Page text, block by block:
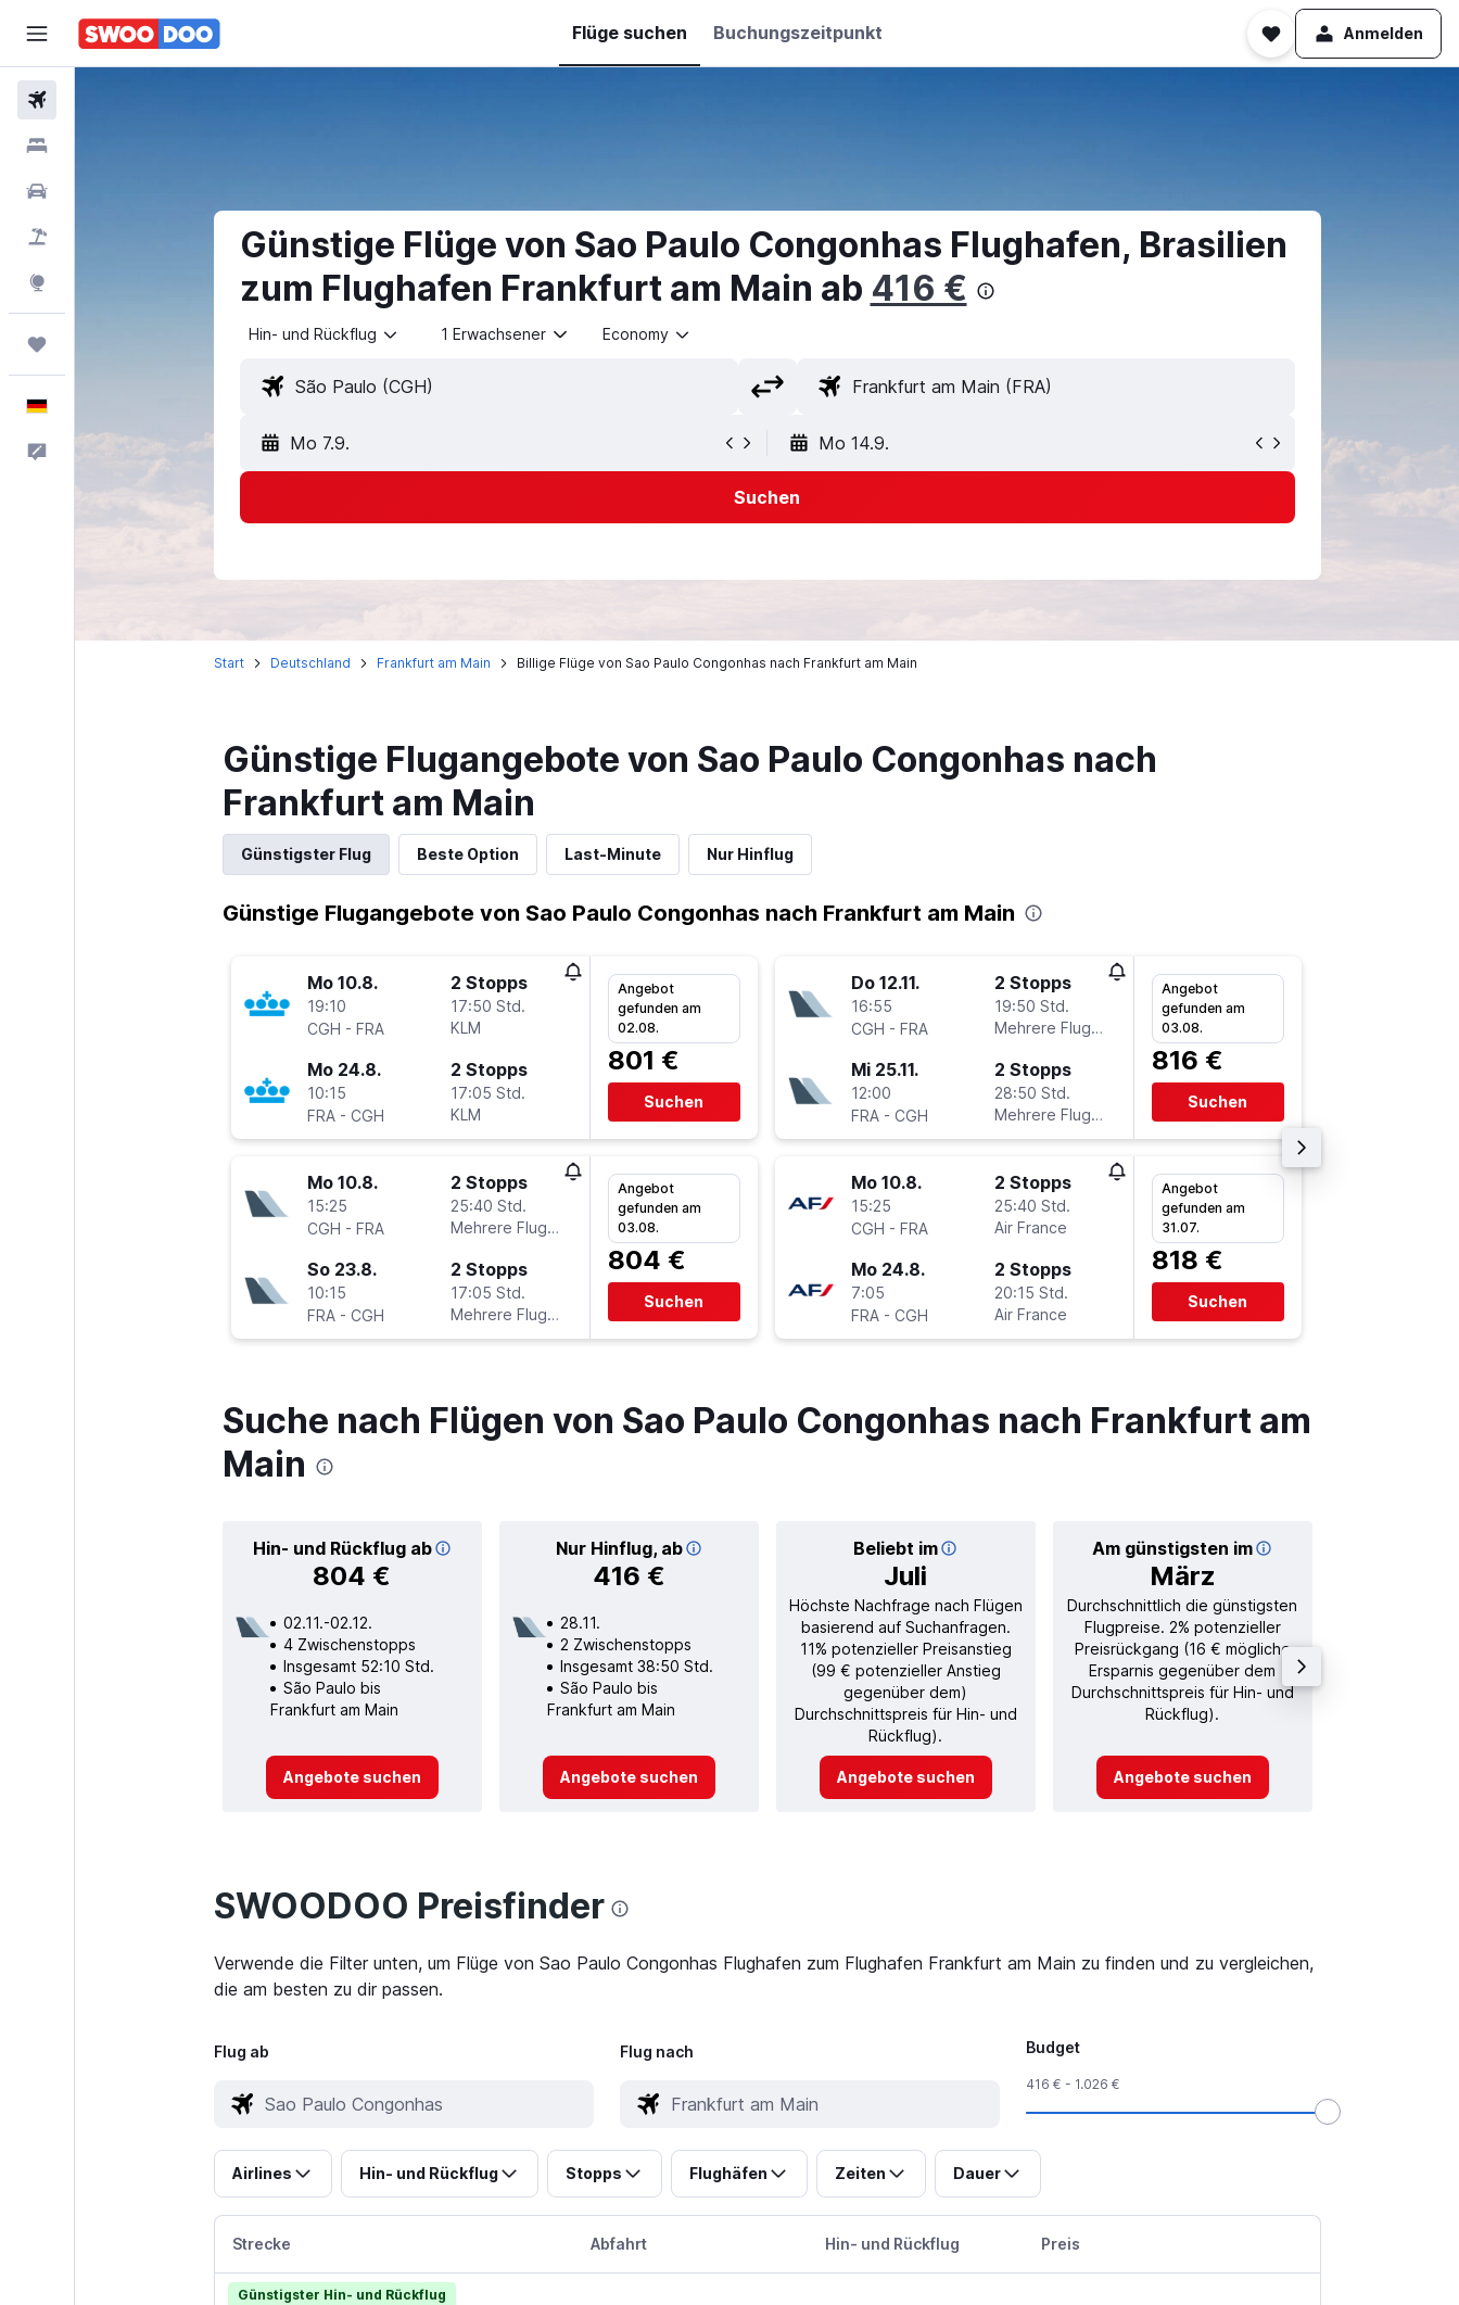
Flüge suchen Buchungszeitpunkt Anmelden
Günstige Flüge von Sao Paulo Congonhas Flughafen, Brasilien
zum Flughafen Frankfurt am Main ab 416 €
Hin- und Rückflug 1 Erwachsener Economy
Mo 7.9. Mo 14.9.
Suchen
Start Deutschland Frankfurt am Main Billige Flüge von Sao Paulo Congonhas nach Frankfurt am Main
Günstige Flugangebote von Sao Paulo Congonhas nach
Frankfurt am Main
Günstigster Flug Beste Option Last-Minute Nur Hinflug
Günstige Flugangebote von Sao Paulo Congonhas nach Frankfurt am Main
Mo 10.8.
19:10
CGH - FRA
2 Stopps
17:50 Std.
KLM
Mo 24.8.
10:15
FRA - CGH
2 Stopps
17:05 Std.
KLM
Angebot
gefunden am
02.08.
801 €
Suchen
Mo 10.8.
15:25
CGH - FRA
2 Stopps
25:40 Std.
Mehrere Fluglinien
So 23.8.
10:15
FRA - CGH
2 Stopps
17:05 Std.
Mehrere Fluglinien
Angebot
gefunden am
03.08.
804 €
Suchen
Do 12.11.
16:55
CGH - FRA
2 Stopps
19:50 Std.
Mehrere Fluglinien
Mi 25.11.
12:00
FRA - CGH
2 Stopps
28:50 Std.
Mehrere Fluglinien
Angebot
gefunden am
03.08.
816 €
Suchen
Mo 10.8.
15:25
CGH - FRA
2 Stopps
25:40 Std.
Air France
Mo 24.8.
7:05
FRA - CGH
2 Stopps
20:15 Std.
Air France
Angebot
gefunden am
31.07.
818 €
Suchen
Suche nach Flügen von Sao Paulo Congonhas nach Frankfurt am
Main
Hin- und Rückflug ab
804 €
Nur Hinflug, ab
416 €
Beliebt im
Juli
Am günstigsten im
März
02.11.-02.12.
4 Zwischenstopps
Insgesamt 52:10 Std.
São Paulo bis
Frankfurt am Main
Angebote suchen
28.11.
2 Zwischenstopps
Insgesamt 38:50 Std.
São Paulo bis
Frankfurt am Main
Angebote suchen
Höchste Nachfrage nach Flügen
basierend auf Suchanfragen.
11% potenzieller Preisanstieg
(99 € potenzieller Anstieg
gegenüber dem)
Durchschnittspreis für Hin- und
Rückflug).
Angebote suchen
Durchschnittlich die günstigsten
Flugpreise. 2% potenzieller
Preisrückgang (16 € mögliche
Ersparnis gegenüber dem
Durchschnittspreis für Hin- und
Rückflug).
Angebote suchen
SWOODOO Preisfinder
Verwende die Filter unten, um Flüge von Sao Paulo Congonhas Flughafen zum Flughafen Frankfurt am Main zu finden und zu vergleichen,
die am besten zu dir passen.
Flug ab Flug nach Budget
416 € - 1.026 €
Airlines Hin- und Rückflug Stopps Flughäfen Zeiten Dauer
Strecke Abfahrt Hin- und Rückflug Preis
Günstigster Hin- und Rückflug